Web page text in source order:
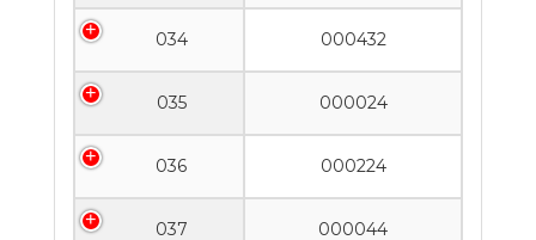
034 000432
035 000024
036 000224
037 000044